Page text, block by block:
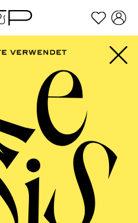
Zum Footer springen
ESSEN